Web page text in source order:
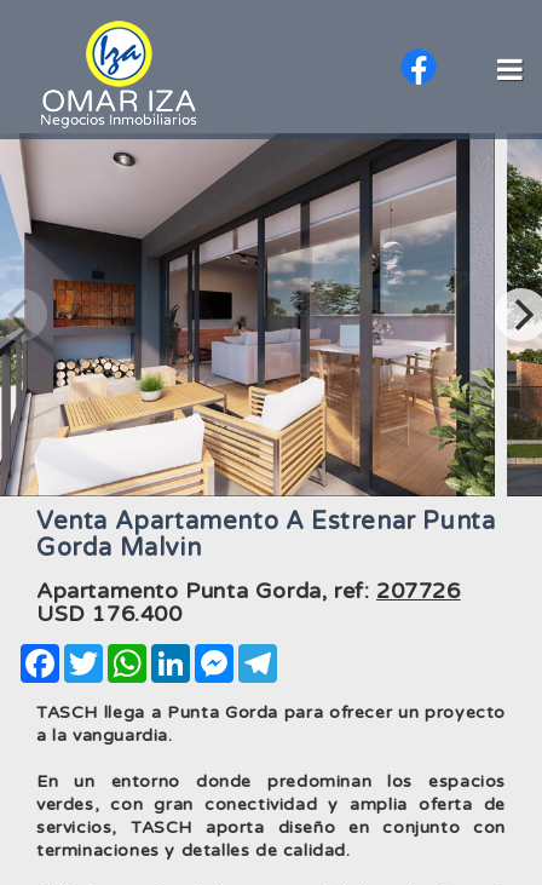
Venta Apartamento A Estrenar Punta
Gorda Malvin
Apartamento Punta Gorda, ref: 207726
USD 176.400
Facebook
TwitterWhatsApp
LinkedInMessenger
TASCH llega a Punta Gorda para ofrecer un proyecto
a la vanguardia.
En un entorno donde predominan los espacios
verdes, con gran conectividad y amplia oferta de
servicios, TASCH aporta diseño en conjunto con
terminaciones y detalles de calidad.